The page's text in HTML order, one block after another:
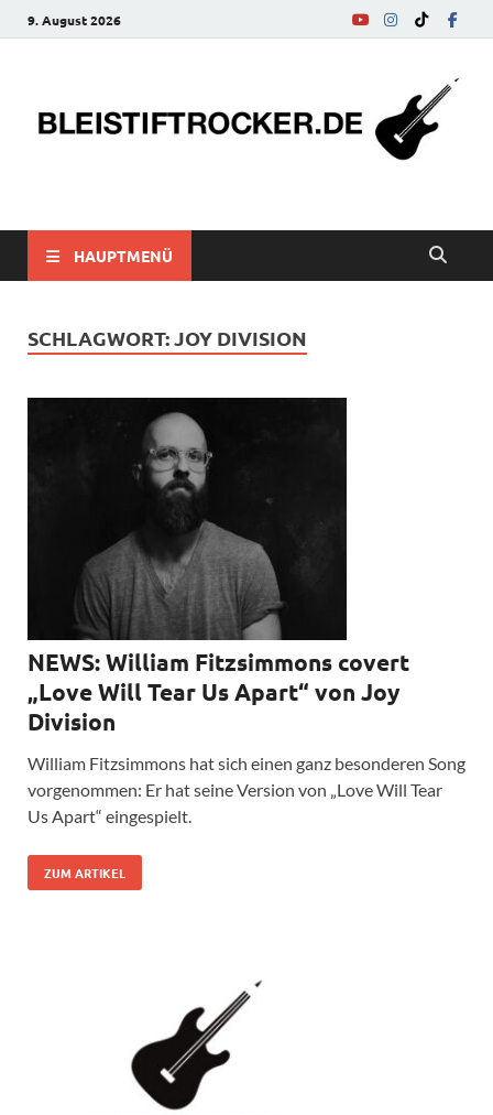
9. August 2026
bleistiftrocker.de
HAUPTMENÜ
SCHLAGWORT:JOY DIVISION
NEWS: William Fitzsimmons covert
„Love Will Tear Us Apart“ von Joy
Division
William Fitzsimmons hat sich einen ganz besonderen Song
vorgenommen: Er hat seine Version von „Love Will Tear
Us Apart“ eingespielt.
ZUM ARTIKEL